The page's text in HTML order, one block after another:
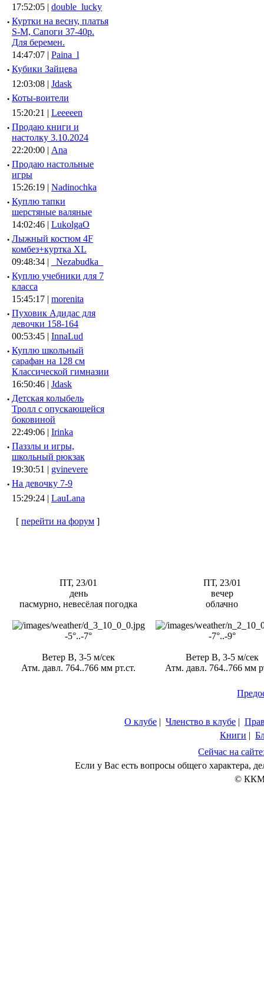
17:52:05 | double_lucky
· Куртки на весну, платья
S-M, Сапоги 37-40р.
Для беремен.
14:47:07 | Paina_l
· Кубики Зайцева
12:03:08 | Jdask
· Коты-воители
15:20:21 | Leeeeen
· Продаю книги и
настолку 3.10.2024
22:20:00 | Ana
· Продаю настольные
игры
15:26:19 | Nadinochka
· Куплю тапки
шерстяные валяные
14:02:46 | LukolgaO
· Лыжный костюм 4F
комбез+куртка XL
09:48:34 |
_Nezabudka_
· Куплю учебники для 7
класса
15:45:17 | morenita
· Пуховик Адидас для
девочки 158-164
00:53:45 | InnaLud
· Куплю школьный
сарафан на 128 см
Классической гимназии
16:50:46 | Jdask
· Детская колыбель
Тролл с опускающейся
боковиной
22:49:06 | Irinka
· Паззлы и игры,
школьный рюкзак
19:30:51 | gvinevere
· Hа девочку 7-9
15:29:24 | LauLana
[ перейти на форум ]
ПТ, 23/01
день
пасмурно, невесёлая погодка
-5°..-7°
Ветер В, 3-5 м/сек
Атм. давл. 764..766 мм рт.ст.
ПТ, 23/01
вечер
облачно
-7°..-9°
Ветер В, 3-5 м/сек
Атм. давл. 764..766 мм
О клубе | Членство в клубе |
Книги |
Сейчас на
Если у Вас есть вопросы общего характера,
© ККМ